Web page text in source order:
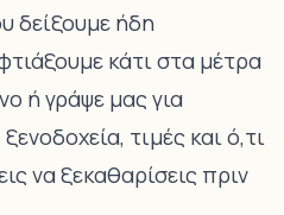
δείξουμε ήδη
κάτι στα μέτρα
ή γράψε μας για
τιμές και ό,τι
να ξεκαθαρίσεις πριν